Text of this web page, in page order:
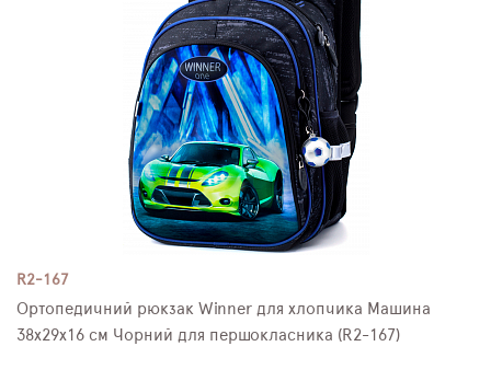
R2-167
Ортопедичний рюкзак Winner для хлопчика Машина
38х29х16 см Чорний для першокласника (R2-167)